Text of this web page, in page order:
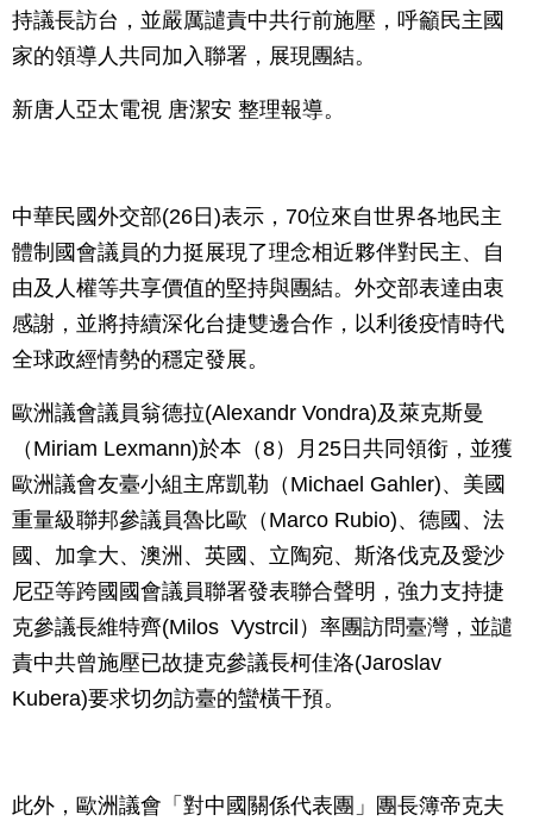
持議長訪台，並嚴厲譴責中共行前施壓，呼籲民主國
家的領導人共同加入聯署，展現團結。
新唐人亞太電視 唐潔安 整理報導。
中華民國外交部(26日)表示，70位來自世界各地民主
體制國會議員的力挺展現了理念相近夥伴對民主、自
由及人權等共享價值的堅持與團結。外交部表達由衷
感謝，並將持續深化台捷雙邊合作，以利後疫情時代
全球政經情勢的穩定發展。
歐洲議會議員翁德拉(Alexandr Vondra)及萊克斯曼
（Miriam Lexmann)於本（8）月25日共同領銜，並獲
歐洲議會友臺小組主席凱勒（Michael Gahler)、美國
重量級聯邦參議員魯比歐（Marco Rubio)、德國、法
國、加拿大、澳洲、英國、立陶宛、斯洛伐克及愛沙
尼亞等跨國國會議員聯署發表聯合聲明，強力支持捷
克參議長維特齊(Milos Vystrcil）率團訪問臺灣，並譴
責中共曾施壓已故捷克參議長柯佳洛(Jaroslav
Kubera)要求切勿訪臺的蠻橫干預。
此外，歐洲議會「對中國關係代表團」團長簿帝克夫